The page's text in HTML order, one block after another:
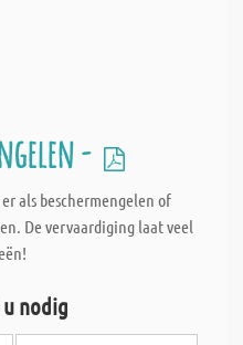
-
als beschermengelen of
De vervaardiging laat veel
nodig